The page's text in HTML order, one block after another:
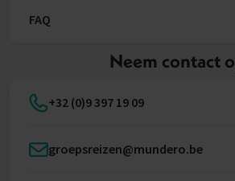
FAQ
Neem contact
+32 (0)9 397 19 09
groepsreizen@mundero.be